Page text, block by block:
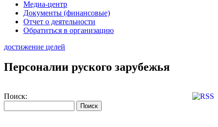
Медиа-центр
Документы (финансовые)
Отчет о деятельности
Обратиться в организацию
достижение целей
Персоналии руского зарубежья
Поиск: